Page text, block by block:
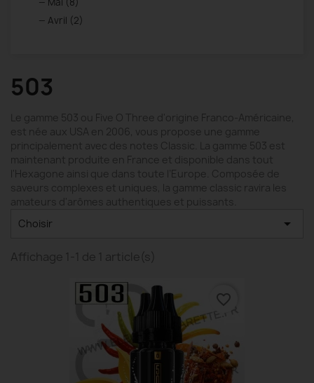
Avril (2)
503
Le gamme 503 ou Five O Three d'origine Franco-Américaine,
est née aux USA en 2006, vous propose une gamme
principalement avec des notes Classic. La gamme 503 est
maintenant produite en France et disponible dans tout
l'Hexagone ainsi que dans toute l’Europe. Composée de
saveurs complexes et uniques, la gamme classic ravira les
amateurs d'arômes authentiques et puissants.
Choisir

Affichage 1-1 de 1 article(s)
favorite_border